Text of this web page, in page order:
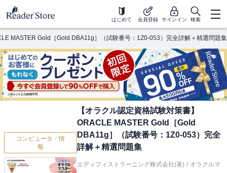
はじめて 会員登録 サインイン 検索
MASTER Gold［Gold DBA11g］（試験番号：1Z0-053）完全詳解＋精選問題集
コンピュータ・情
報
【オラクル認定資格試験対策書】
ORACLE MASTER Gold［Gold
DBA11g］（試験番号：1Z0-053）完全
詳解＋精選問題集
エディフィストラーニング株式会社(著) / オラクルマ